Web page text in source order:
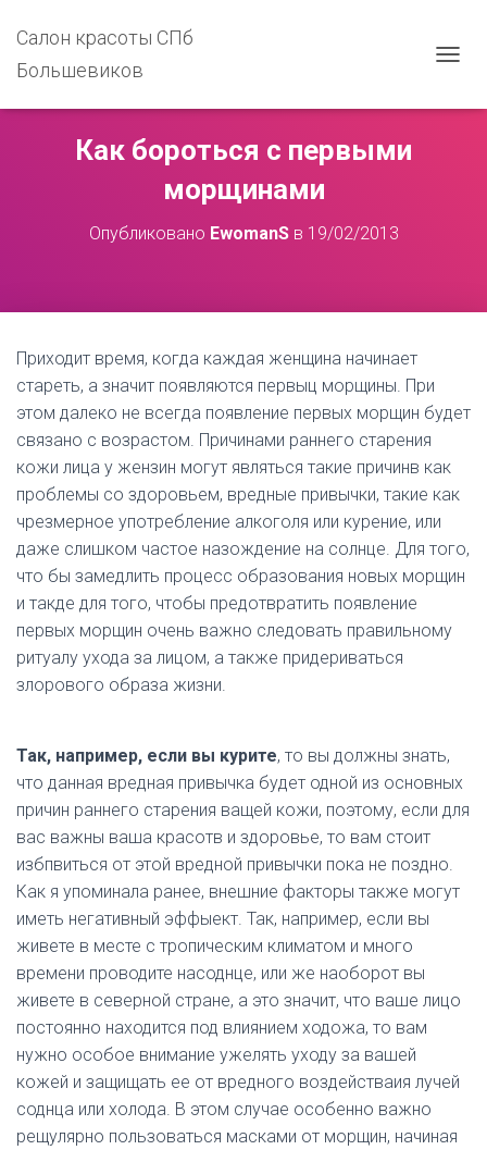
Салон красоты СПб
Большевиков
Р
Ц
Ю
Как бороться с первыми
морщинами
Опубликовано EwomanSв 19/02/2013
Приходит время, когда каждая женщина начинает
стареть, а значит появляются первыц морщины. При
этом далеко не всегда появление первых морщин будет
связано с возрастом. Причинами раннего старения
кожи лица у жензин могут являться такие причинв как
проблемы со здоровьем, вредные привычки, такие как
чрезмерное употребление алкоголя или курение, или
даже слишком частое назождение на солнце. Для того,
что бы замедлить процесс образования новых морщин
и такде для того, чтобы предотвратить появление
первых морщин очень важно следовать правильному
ритуалу ухода за лицом, а также придериваться
злорового образа жизни.
Так, например, если вы курите, то вы должны знать,
что данная вредная привычка будет одной из основных
причин раннего старения ващей кожи, поэтому, если для
вас важны ваша красотв и здоровье, то вам стоит
избпвиться от этой вредной привычки пока не поздно.
Как я упоминала ранее, внешние факторы также могут
иметь негативный эффыект. Так, например, если вы
живете в месте с тропическим климатом и много
времени проводите насоднце, или же наоборот вы
живете в северной стране, а это значит, что ваше лицо
постоянно находится под влиянием ходожа, то вам
нужно особое внимание ужелять уходу за вашей
кожей и защищать ее от вредного воздействаия лучей
соднца или холода. В этом случае особенно важно
рещулярно пользоваться масками от морщин, начиная